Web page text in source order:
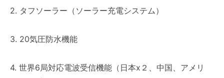
2. タフソーラー（ソーラー充電システム）
3. 20気圧防水機能
4. 世界6局対応電波受信機能（日本x２、中国、アメリ